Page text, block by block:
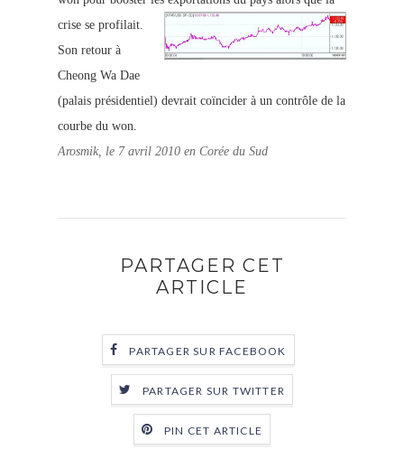
crise se profilait.
Son retour à
Cheong Wa Dae
(palais présidentiel) devrait coïncider à un contrôle de la
courbe du won.
Arosmik, le 7 avril 2010 en Corée du Sud
PARTAGER CET
ARTICLE
PARTAGER SUR FACEBOOK
PARTAGER SUR TWITTER
PIN CET ARTICLE